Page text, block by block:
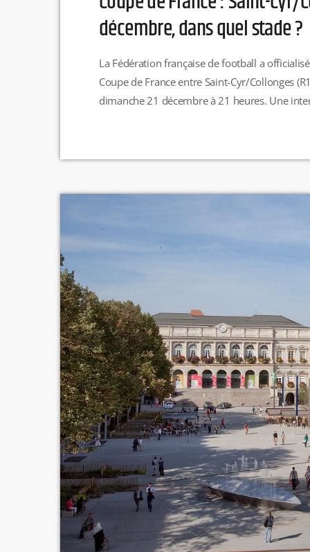
décembre, dans quel stade ?
La Fédération française de football a
Coupe de France entre Saint-Cyr/Collonges
dimanche 21 décembre à 21 heures. Une